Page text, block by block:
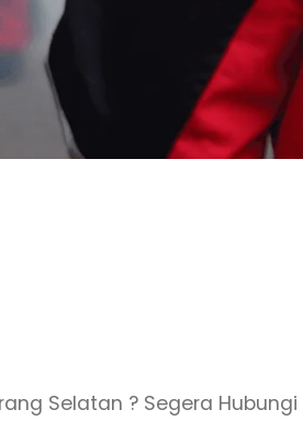
Selatan ? Segera Hubungi